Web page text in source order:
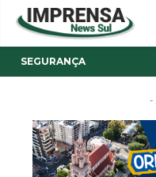
SEGURANÇA
-